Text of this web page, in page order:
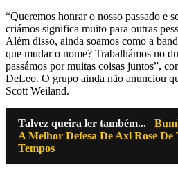
“Queremos honrar o nosso passado e
criámos significa muito para outras
Além disso, ainda soamos como a
que mudar o nome? Trabalhámos no
passámos por muitas coisas juntos”,
DeLeo. O grupo ainda não anunciou
Scott Weiland.
Talvez queira ler também...
A Melhor Defesa De Axl Rose De
Tempos